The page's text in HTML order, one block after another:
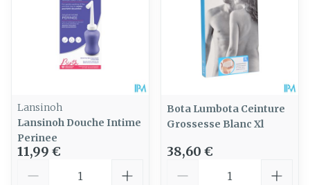
Lansinoh
Lansinoh Douche Intime
Perinee
11,99 €
Bota Lumbota Ceinture
Grossesse Blanc Xl
38,60 €